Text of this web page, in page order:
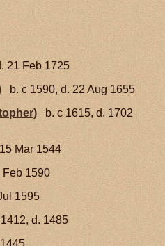
21 Feb 1725
b. c 1590, d. 22 Aug 1655
b. c 1615, d. 1702
Mar 1544
Feb 1590
1595
1412, d. 1485